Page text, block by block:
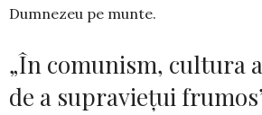
Dum­­­nezeu pe munte.
„În comunism, cultura
de a supraviețui